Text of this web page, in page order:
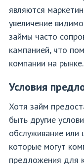
являются
увеличение
займы часто
кампанией, что
компании на рынке.
Условия
Хотя займ
быть другие
обслуживание
которые могут
предложения для